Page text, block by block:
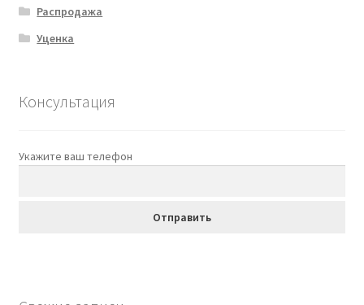
Распродажа
Уценка
Консультация
Укажите ваш телефон